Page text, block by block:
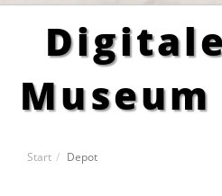
Museum
Start Depot